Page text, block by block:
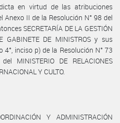
en virtud de las atribuciones
II de la Resolución N° 98 del
SECRETARÍA DE LA GESTIÓN
GABINETE DE MINISTROS y sus
inciso p) de la Resolución N° 73
MINISTERIO DE RELACIONES
Y CULTO.
Y ADMINISTRACIÓN